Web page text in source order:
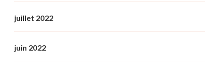
juillet 2022
juin 2022